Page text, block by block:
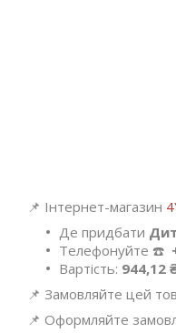
📌 Інтернет-магазин
Де придбати
Телефонуйте ☎️
Вартість: 944,12
📌 Замовляйте цей
📌 Оформляйте